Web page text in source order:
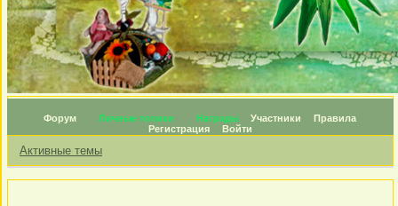
Форум Личные топики Награды Участники
Правила
Регистрация
Войти
Активные темы